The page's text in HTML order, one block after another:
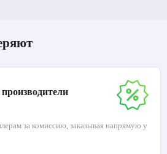
за комиссию, заказывая напрямую у